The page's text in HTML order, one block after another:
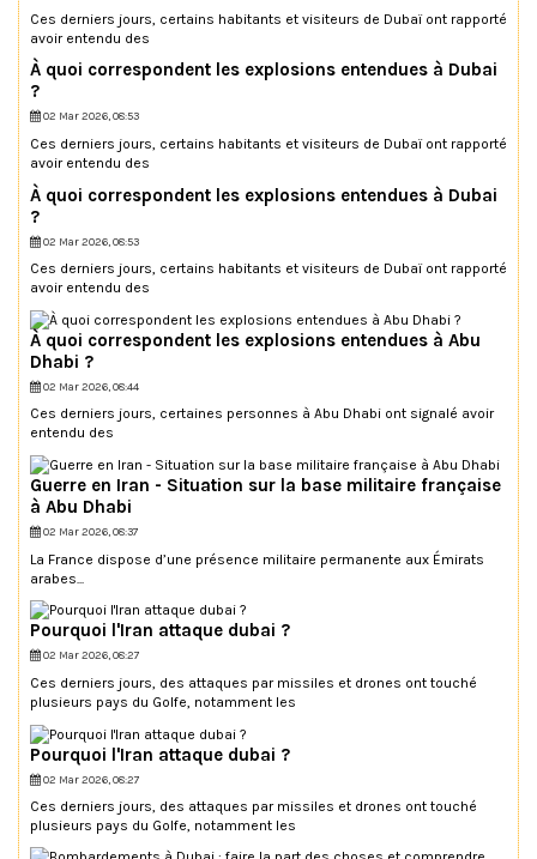
Ces derniers jours, certains habitants et visiteurs de Dubaï ont rapporté
avoir entendu des
À quoi correspondent les explosions entendues à Dubai
?
02 Mar 2026, 08:53
Ces derniers jours, certains habitants et visiteurs de Dubaï ont rapporté
avoir entendu des
À quoi correspondent les explosions entendues à Dubai
?
02 Mar 2026, 08:53
Ces derniers jours, certains habitants et visiteurs de Dubaï ont rapporté
avoir entendu des
À quoi correspondent les explosions entendues à Abu
Dhabi ?
02 Mar 2026, 08:44
Ces derniers jours, certaines personnes à Abu Dhabi ont signalé avoir
entendu des
Guerre en Iran - Situation sur la base militaire française
à Abu Dhabi
02 Mar 2026, 08:37
La France dispose d’une présence militaire permanente aux Émirats
arabes...
Pourquoi l'Iran attaque dubai ?
02 Mar 2026, 08:27
Ces derniers jours, des attaques par missiles et drones ont touché
plusieurs pays du Golfe, notamment les
Pourquoi l'Iran attaque dubai ?
02 Mar 2026, 08:27
Ces derniers jours, des attaques par missiles et drones ont touché
plusieurs pays du Golfe, notamment les